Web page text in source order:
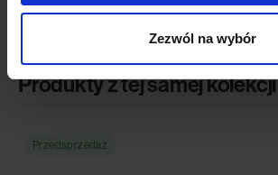
Zezwól na wybór
Produkty z tej samej kolekcji
Przedsprzedaż